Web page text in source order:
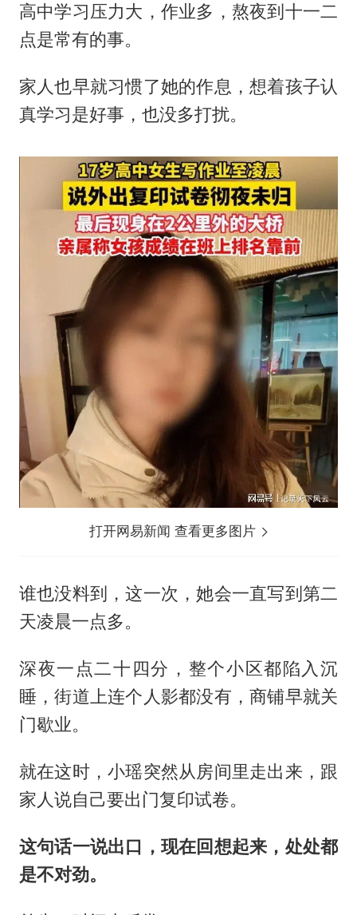
高中学习压力大，作业多，熬夜到十一二
点是常有的事。
家人也早就习惯了她的作息，想着孩子认
真学习是好事，也没多打扰。
打开网易新闻 查看更多图片
谁也没料到，这一次，她会一直写到第二
天凌晨一点多。
深夜一点二十四分，整个小区都陷入沉
睡，街道上连个人影都没有，商铺早就关
门歇业。
就在这时，小瑶突然从房间里走出来，跟
家人说自己要出门复印试卷。
这句话一说出口，现在回想起来，处处都
是不对劲。